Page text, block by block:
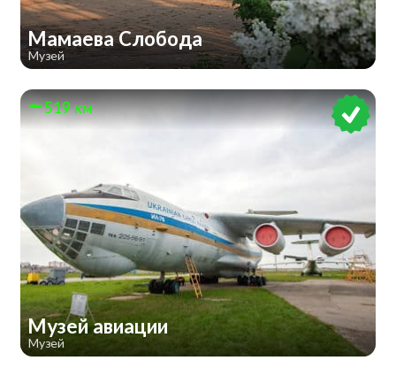
Мамаева Слобода
Музей
519 км
Музей авиации
Музей